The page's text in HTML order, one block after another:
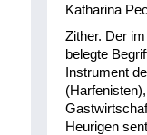
Katharina
Zither. Der
belegte
Instrument
Heurigen